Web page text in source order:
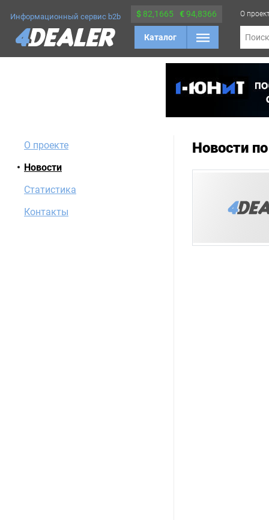
Информационный сервис b2b $ 82,1665 €94,8366
Каталог
О
Поиск
О проекте
Новости
Статистика
Контакты
Новости